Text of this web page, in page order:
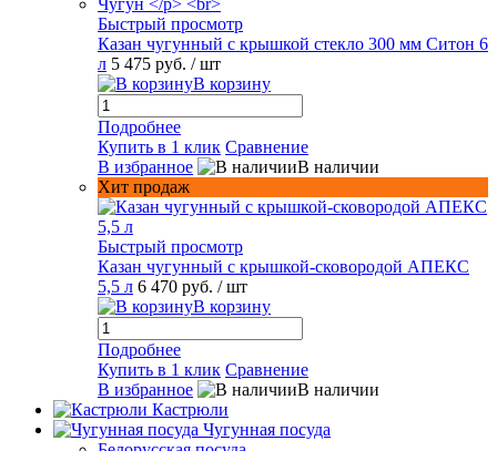
Быстрый просмотр
Казан чугунный с крышкой стекло 300 мм Ситон 6
л 5 475 руб. / шт
В корзину
Подробнее
Купить в 1 клик Сравнение
В избранное
В наличии
Хит продаж
Быстрый просмотр
Казан чугунный с крышкой-сковородой АПЕКС
5,5 л 6 470 руб. / шт
В корзину
Подробнее
Купить в 1 клик Сравнение
В избранное
В наличии
Кастрюли
Чугунная посуда